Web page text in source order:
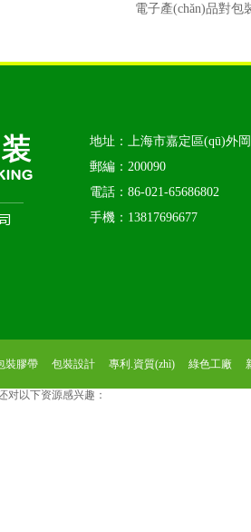
電子產(chǎn)品對包
地址：上海市嘉定區(qū)外
郵編：200090
電話：86-021-65686802
手機：13817696677
裝膠帶 包裝設計 專利.資質(zhì) 綠色工廠
对以下资源感兴趣：